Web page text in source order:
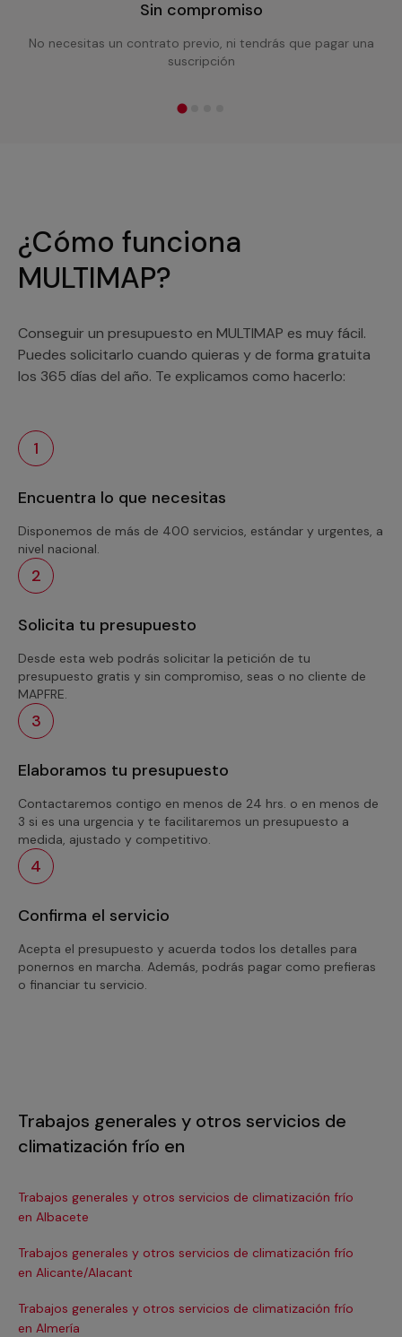
Sin compromiso
No necesitas un contrato previo, ni tendrás que pagar una
suscripción
¿Cómo funciona
MULTIMAP?
Conseguir un presupuesto en MULTIMAP es muy fácil.
Puedes solicitarlo cuando quieras y de forma gratuita
los 365 días del año. Te explicamos como hacerlo:
1
Encuentra lo que necesitas
Disponemos de más de 400 servicios, estándar y urgentes, a
nivel nacional.
2
Solicita tu presupuesto
Desde esta web podrás solicitar la petición de tu
presupuesto gratis y sin compromiso, seas o no cliente de
MAPFRE.
3
Elaboramos tu presupuesto
Contactaremos contigo en menos de 24 hrs. o en menos de
3 si es una urgencia y te facilitaremos un presupuesto a
medida, ajustado y competitivo.
4
Confirma el servicio
Acepta el presupuesto y acuerda todos los detalles para
ponernos en marcha. Además, podrás pagar como prefieras
o financiar tu servicio.
Trabajos generales y otros servicios de
climatización frío en
Trabajos generales y otros servicios de climatización frío
en Albacete
Trabajos generales y otros servicios de climatización frío
en Alicante/Alacant
Trabajos generales y otros servicios de climatización frío
en Almería